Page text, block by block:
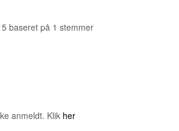
baseret på 1 stemmer
anmeldt. Klik her